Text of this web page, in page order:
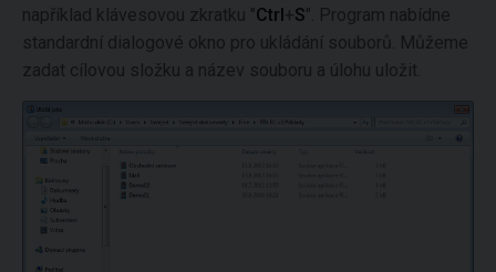
například klávesovou zkratku "Ctrl +S". Program nabídne
standardní dialogové okno pro ukládání souborů. Můžeme
zadat cílovou složku a název souboru a úlohu uložit.